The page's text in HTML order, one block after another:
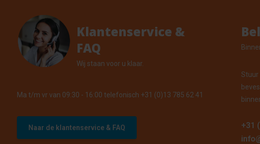
Klantenservice &
FAQ
Wij staan voor u klaar.
Ma t/m vr van 09:30 - 16:00 telefonisch +31 (0)13 785 62 41
Naar de klantenservice & FAQ
Stuur
+31